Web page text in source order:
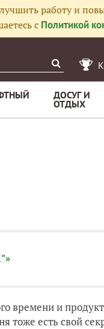
работу и
с Политикой
ДОСУГ И
ОТДЫХ
времени и
тоже есть свой